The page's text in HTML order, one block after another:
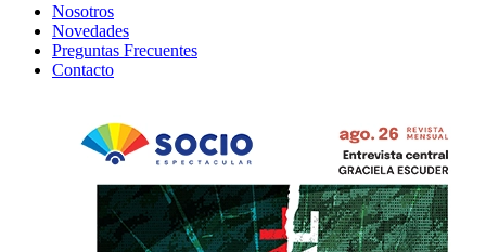
Nosotros
Novedades
Preguntas Frecuentes
Contacto